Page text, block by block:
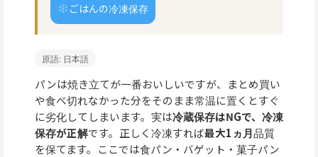
ごはんの冷凍保存
原語: 日本語
パンは焼き立てが一番おいしいですが、まとめ買い
や食べ切れなかった分をそのまま常温に置くとすぐ
に劣化してしまいます。実は冷蔵保存はNGで、冷凍
保存が正解です。正しく冷凍すれば最大1ヵ月品質
を保てます。ここでは食パン・バゲット・菓子パン